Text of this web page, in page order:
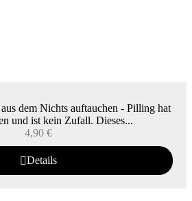
dem Nichts auftauchen - Pilling hat
und ist kein Zufall. Dieses...
4,90 €
Details